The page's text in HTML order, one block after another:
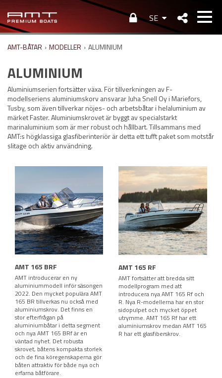
SE
AMT-BÅTAR › MODELLER › ALUMINIUM
ALUMINIUM
Aluminiumserien fortsätter växa. För tillverkningen av F-
modellseriens aluminiumskorv ansvarar Juha Snell Oy i Mariefors,
Tusby, som även tillverkar nöjes- och arbetsbåtar i helaluminium av
märket Faster. Aluminiumskrovet är byggt av specialstarkt
marinaluminium som är mer robust och hållbart. Tillsammans med
AMT:s högklassiga glasfiberinteriör är detta ett tufft paket som motstår
slitage och aktiv användning.
AMT 165 BRF
AMT introducerar en ny
aluminiummodell inför säsongen
2022. Den mycket populära AMT
165 BR tillverkas nu också med
aluminiumskrov. Det finns en
stor efterfrågan på
aluminiumbåtar i detta segment
och nya AMT 165 BRf är en
väntad nyhet. Det robusta
skrovet, båtens kompakta storlek
och de fina köregenskaperna gör
båten attraktiv för både nya och
erfarna båtförare.
AMT 165 RF
AMT fortsätter att bredda sitt
modellprogram med att
introducera nya AMT 165 Rf och
R. Nya R-modellerna har en stor
sidopulpet och mycket öppet
utrymme. AMT 165 Rf har ett
aluminiumskrov medan AMT 165
R har ett glasfiberskrov.